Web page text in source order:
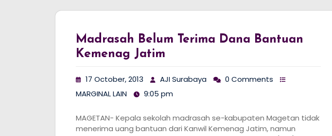
Madrasah Belum Terima Dana Bantuan
Kemenag Jatim
17 October, 2013 AJI Surabaya
0 Comments
MARGINAL LAIN
9:05 pm
MAGETAN- Kepala sekolah madrasah se-kabupaten Magetan tidak
menerima uang bantuan dari Kanwil Kemenag Jatim, namun